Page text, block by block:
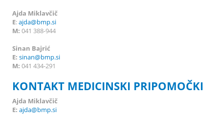
Ajda Miklavčič
E:ajda@bmp.si
M: 041 388-944
Sinan Bajrić
E: sinan@bmp.si
M: 041 434-291
KONTAKT MEDICINSKI PRIPOMOČKI
Ajda Miklavčič
E: ajda@bmp.si